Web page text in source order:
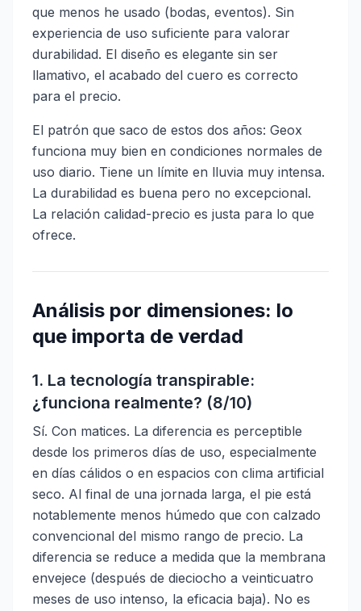
que menos he usado (bodas, eventos). Sin
experiencia de uso suficiente para valorar
durabilidad. El diseño es elegante sin ser
llamativo, el acabado del cuero es correcto
para el precio.
El patrón que saco de estos dos años: Geox
funciona muy bien en condiciones normales de
uso diario. Tiene un límite en lluvia muy intensa.
La durabilidad es buena pero no excepcional.
La relación calidad-precio es justa para lo que
ofrece.
Análisis por dimensiones: lo
que importa de verdad
1. La tecnología transpirable:
¿funciona realmente? (8/10)
Sí. Con matices. La diferencia es perceptible
desde los primeros días de uso, especialmente
en días cálidos o en espacios con clima artificial
seco. Al final de una jornada larga, el pie está
notablemente menos húmedo que con calzado
convencional del mismo rango de precio. La
diferencia se reduce a medida que la membrana
envejece (después de dieciocho a veinticuatro
meses de uso intenso, la eficacia baja). No es